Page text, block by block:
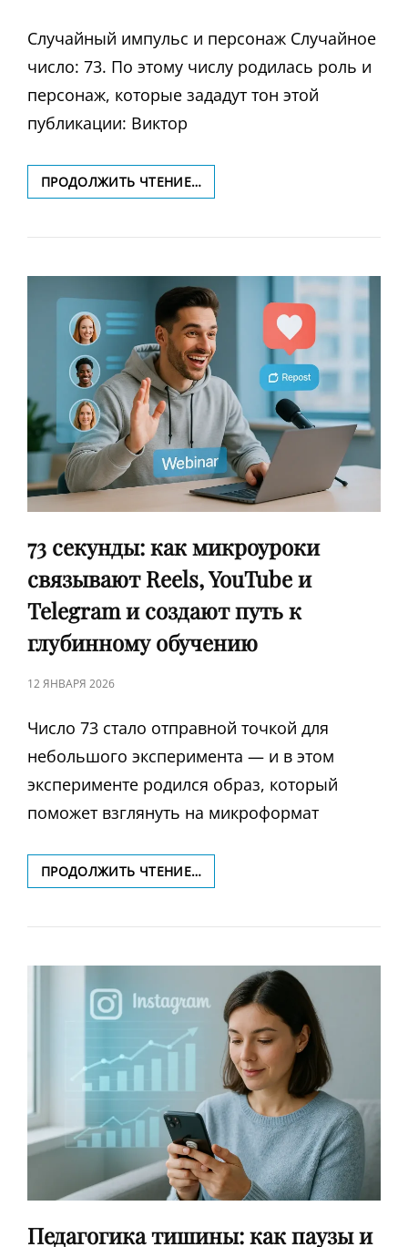
Случайный импульс и персонаж Случайное
число: 73. По этому числу родилась роль и
персонаж, которые зададут тон этой
публикации: Виктор
ПРОДОЛЖИТЬ ЧТЕНИЕ…КАК
ПРЕВРАЩАТЬ
ВИДЕО
УЧЕБНЫЕ
МИНИ-
КУРСЫ:
ИСКУССТВО
ДИДАКТИЧЕСКОГО
НАПРЯЖЕНИЯ
В
REELS,
SHORTS,
VK
И
TELEGRAM
73 секунды: как микроуроки
связывают Reels, YouTube и
Telegram и создают путь к
глубинному обучению
ЗАПИСЬ
12 ЯНВАРЯ 2026
Число 73 стало отправной точкой для
небольшого эксперимента — и в этом
эксперименте родился образ, который
поможет взглянуть на микроформат
ПРОДОЛЖИТЬ ЧТЕНИЕ…
СЕКУНДЫ:
МИКРОУРОКИ
REELS,
YOUTUBE
И
TELEGRAM
СОЗДАЮТ
ПУТЬ
К
ГЛУБИННОМУ
ОБУЧЕНИЮ
Педагогика тишины: как паузы и